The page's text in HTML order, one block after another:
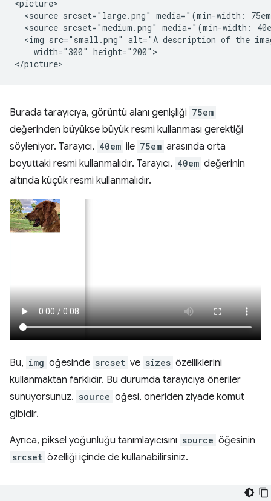
<picture>
<source srcset="large.png" media="(min-width:
<source srcset="medium.png" media="(min-width:
<img src="small.png" alt="A description of the
    width="300" height="200">
Burada tarayıcıya, görüntü alanı genişliği 75em
değerinden büyükse büyük resmi kullanması gerektiği
söyleniyor. Tarayıcı, 40em ile 75em arasında orta
boyuttaki resmi kullanmalıdır. Tarayıcı, 40em değerinin
altında küçük resmi kullanmalıdır.
Bu, img öğesinde srcset ve sizes özelliklerini
kullanmaktan farklıdır. Bu durumda tarayıcıya öneriler
sunuyorsunuz. source öğesi, öneriden ziyade komut
gibidir.
Ayrıca, piksel yoğunluğu tanımlayıcısını source öğesinin
srcset özelliği içinde de kullanabilirsiniz.